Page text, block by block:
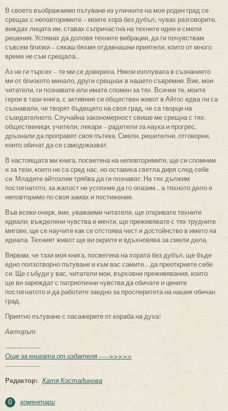
В своето въображаемо пътуване из уличките на моя роден град се
срещах с неповторимите – моите хора без дубъл; чувах разговорите,
виждах лицата им, ставах съпричастна на техните идеи и смели
решения. Успявах да доловя техните вибрации, да ги почувствам
съвсем близки – сякаш бяхме отдавнашни приятели, които от много
време не съм срещала...
Аз не ги търсех – те ми се довериха. Някои изплуваха в съзнанието
ми от близкото минало, други срещнах в нашето съвремие. Вие, мои
читатели, ги познавате или имате спомен за тях. Всички те, моите
герои в тази книга, с активния си обществен живот в Айтос едва ли са
съзнавали, че творят бъдещето на своя град, че са творци на
съзидателното. Случайна закономерност свише ме срещна с тях:
общественици, учители, лекари – радетели за наука и прогрес,
дръзнали да проправят своя пътека. Смели, решителни, отговорни,
които обичат да се самодоказват.
В настоящата ми книга, посветена на неповторимите, ще си спомним
и за тези, които не са сред нас, но оставиха светла диря след себе
си. Младите айтозлии трябва да ги познават. На тях дължим
постигнатото, за жалост не успяхме да го опазим... а тяхното дело е
неповторимо по своя замах и постижение.
Във всеки очерк, вие, уважаеми читатели, ще откривате техните
идеали, въжделени чувства и мечти, ще преживявате с тях трудните
мигове, ще се научите как се отстоява чест и достойнство в името на
идеала. Техният живот ще ви окриля и вдъхновява за смели дела.
Вярвам, че тази моя книга, посветена на хората без дубъл, ще бъде
едно ползотворно пътуване и към вас самите... да преоткриете себе
си. Ще събуди у вас, читатели мои, върховни преживявания, които
ще ви зареждат с патриотични чувства да обичате и цените
постигнатото и да работите заедно за просперитета на нашия обичан
град.
Приятно пътуване с пасажерите от кораба на духа!
Авторът
-----------------
Още за книгата от издателя ----->>>>>
-----------------
Редактор: Катя Костадинова
0 коментари